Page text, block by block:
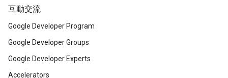
互動交流
Google Developer Program
Google Developer Groups
Google Developer Experts
Accelerators